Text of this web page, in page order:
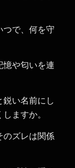
つで、何を守
憶や匂いを連
い名前にし
ますか。
のズレは関係